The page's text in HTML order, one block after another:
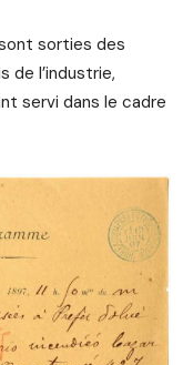
sorties des
l’industrie,
servi dans le cadre